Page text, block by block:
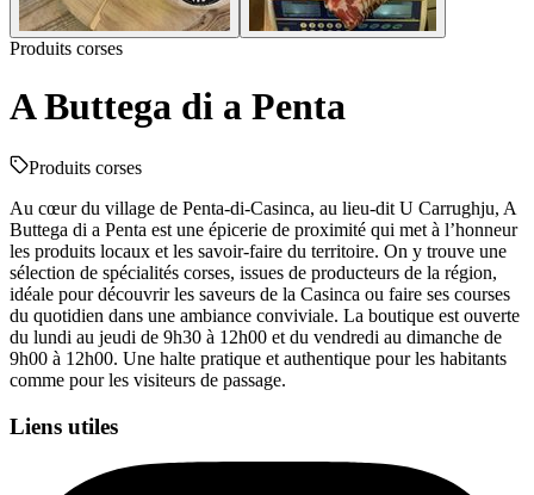
Produits corses
A Buttega di a Penta
Produits corses
Au cœur du village de Penta-di-Casinca, au lieu-dit U Carrughju, A
Buttega di a Penta est une épicerie de proximité qui met à l’honneur
les produits locaux et les savoir-faire du territoire. On y trouve une
sélection de spécialités corses, issues de producteurs de la région,
idéale pour découvrir les saveurs de la Casinca ou faire ses courses
du quotidien dans une ambiance conviviale. La boutique est ouverte
du lundi au jeudi de 9h30 à 12h00 et du vendredi au dimanche de
9h00 à 12h00. Une halte pratique et authentique pour les habitants
comme pour les visiteurs de passage.
Liens utiles